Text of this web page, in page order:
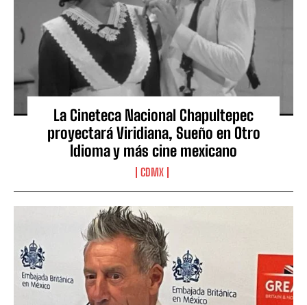
La Cineteca Nacional Chapultepec
proyectará Viridiana, Sueño en Otro
Idioma y más cine mexicano
CDMX